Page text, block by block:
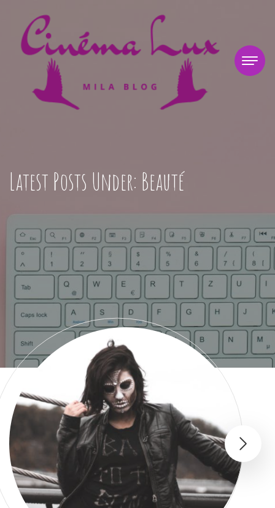
Latest Posts Under: Beauté